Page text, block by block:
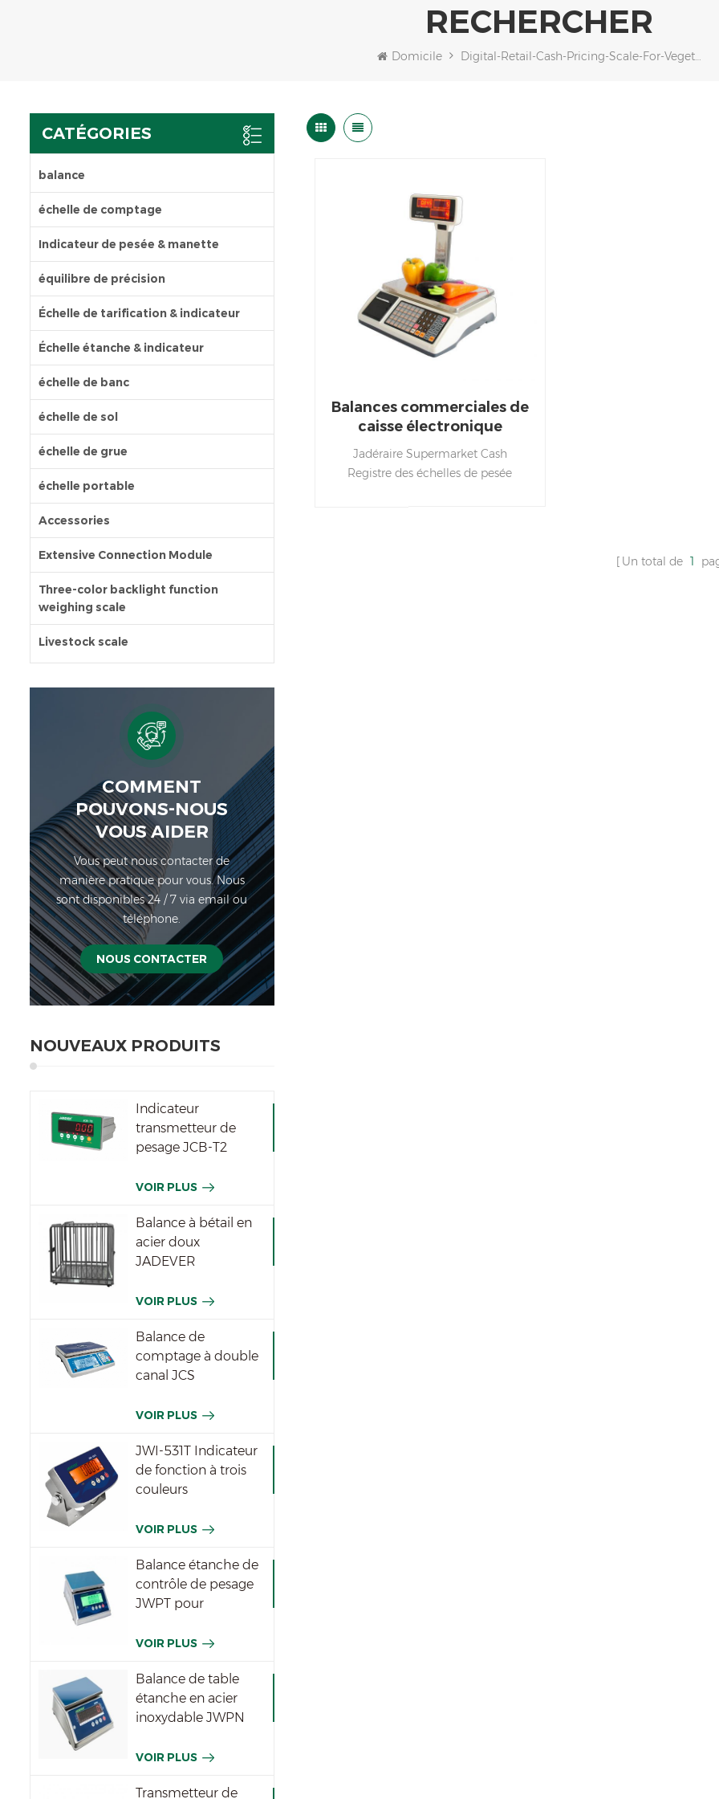
RECHERCHER
Domicile Digital-Retail-Cash-Pricing-Scale-For-Vegetable
CATÉGORIES
balance
échelle de comptage
Indicateur de pesée & manette
équilibre de précision
Échelle de tarification & indicateur
Échelle étanche & indicateur
échelle de banc
échelle de sol
échelle de grue
échelle portable
Accessories
Extensive Connection Module
Three-color backlight function
weighing scale
Livestock scale
COMMENT
POUVONS-NOUS
VOUS AIDER
Vous peut nous contacter de
manière pratique pour vous. Nous
sont disponibles 24 / 7 via email ou
téléphone.
NOUS CONTACTER
NOUVEAUX PRODUITS
Indicateur
transmetteur de
pesage JCB-T2
VOIR PLUS
Balance à bétail en
acier doux
JADEVER
VOIR PLUS
Balance de
comptage à double
canal JCS
VOIR PLUS
JWI-531T Indicateur
de fonction à trois
couleurs
VOIR PLUS
Balance étanche de
contrôle de pesage
JWPT pour
VOIR PLUS
Balance de table
étanche en acier
inoxydable JWPN
VOIR PLUS
Transmetteur de
Balances commerciales de
caisse électronique
Jadéraire Supermarket Cash
Registre des échelles de pesée
Un total de 1